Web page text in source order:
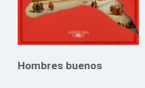
Hombres buenos